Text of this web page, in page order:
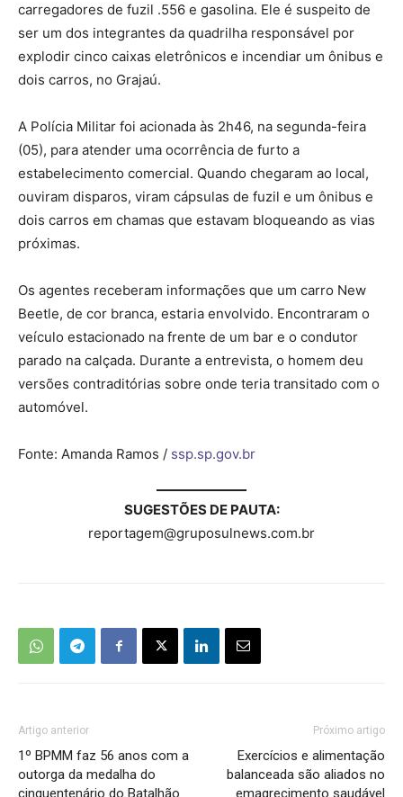
carregadores de fuzil .556 e gasolina. Ele é suspeito de
ser um dos integrantes da quadrilha responsável por
explodir cinco caixas eletrônicos e incendiar um ônibus e
dois carros, no Grajaú.
A Polícia Militar foi acionada às 2h46, na segunda-feira
(05), para atender uma ocorrência de furto a
estabelecimento comercial. Quando chegaram ao local,
ouviram disparos, viram cápsulas de fuzil e um ônibus e
dois carros em chamas que estavam bloqueando as vias
próximas.
Os agentes receberam informações que um carro New
Beetle, de cor branca, estaria envolvido. Encontraram o
veículo estacionado na frente de um bar e o condutor
parado na calçada. Durante a entrevista, o homem deu
versões contraditórias sobre onde teria transitado com o
automóvel.
Fonte: Amanda Ramos / ssp.sp.gov.br
SUGESTÕES DE PAUTA:
reportagem@gruposulnews.com.br
Artigo anterior
1º BPMM faz 56 anos com a
outorga da medalha do
cinquentenário do Batalhão
Próximo artigo
Exercícios e alimentação
balanceada são aliados no
emagrecimento saudável